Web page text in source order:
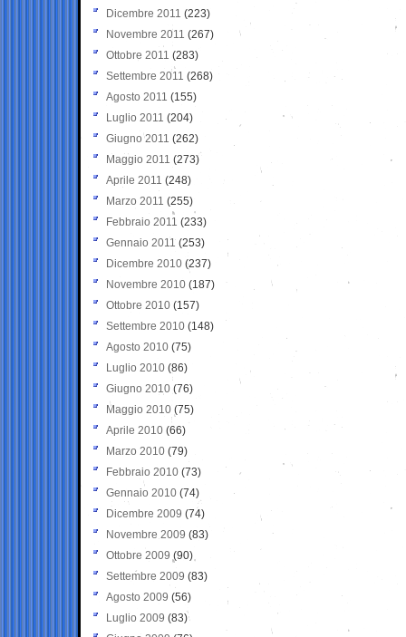
Dicembre 2011 (223)
Novembre 2011 (267)
Ottobre 2011 (283)
Settembre 2011 (268)
Agosto 2011 (155)
Luglio 2011 (204)
Giugno 2011 (262)
Maggio 2011 (273)
Aprile 2011 (248)
Marzo 2011 (255)
Febbraio 2011 (233)
Gennaio 2011 (253)
Dicembre 2010 (237)
Novembre 2010 (187)
Ottobre 2010 (157)
Settembre 2010 (148)
Agosto 2010 (75)
Luglio 2010 (86)
Giugno 2010 (76)
Maggio 2010 (75)
Aprile 2010 (66)
Marzo 2010 (79)
Febbraio 2010 (73)
Gennaio 2010 (74)
Dicembre 2009 (74)
Novembre 2009 (83)
Ottobre 2009 (90)
Settembre 2009 (83)
Agosto 2009 (56)
Luglio 2009 (83)